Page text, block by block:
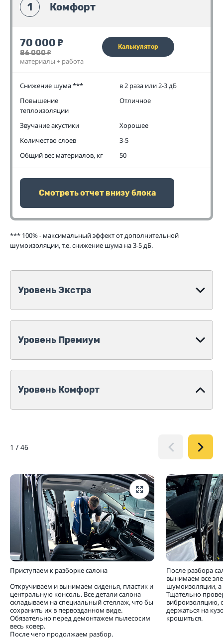
1 Комфорт
70 000 ₽
86 000₽
материалы + работа
Калькулятор
Снижение шума ***
в 2 раза или 2-3 дБ
Повышение
теплоизоляции
Отличное
Звучание акустики
Хорошее
Количество слоев
3-5
Общий вес материалов, кг
50
Смотреть отчет внизу блока
*** 100% - максимальный эффект от дополнительной
шумоизоляции, т.е. снижение шума на 3-5 дБ.
Уровень Экстра
Уровень Премиум
Уровень Комфорт
1 / 46
Приступаем к разборке салона
Откручиваем и вынимаем сиденья, пластик и
центральную консоль. Все детали салона
складываем на специальный стеллаж, что бы
сохранить их в первозданном виде.
Обязательно перед демонтажем пылесосим
весь ковер.
После чего продолжаем разбор.
После разбора
вынимаем все
шумоизоляции, а
Тщательно
виброизоляцию,
держаться на
крошиться.